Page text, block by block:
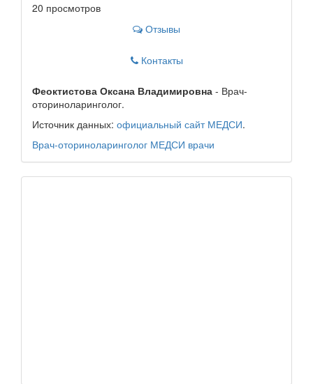
20 просмотров
Отзывы
Контакты
Феоктистова Оксана Владимировна - Врач-
оториноларинголог.
Источник данных: официальный сайт МЕДСИ.
Врач-оториноларинголог МЕДСИ врачи